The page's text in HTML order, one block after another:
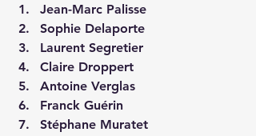
Jean-Marc Palisse
Sophie Delaporte
Laurent Segretier
Claire Droppert
Antoine Verglas
Franck Guérin
Stéphane Muratet